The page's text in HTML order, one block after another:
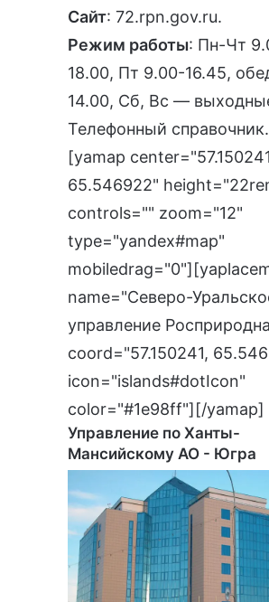
Сайт: 72.rpn.gov.ru.
Режим работы: Пн-Чт
18.00, Пт 9.00-16.45,
14.00, Сб, Вс —
Телефонный справочник.
[yamap
65.546922"
controls="" zoom="12"
type="yandex#map"
name="Северо-
управление
coord="57.150241,
icon="islands#dotIcon"
color="#1e98ff"][/yamap]
Управление по Ханты-
Мансийскому АО - Югра